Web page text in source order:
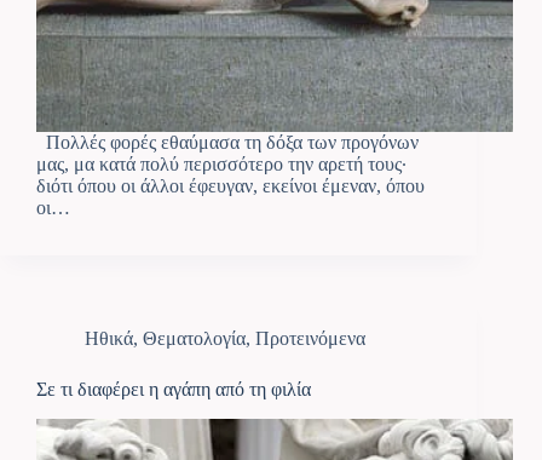
Πολλές φορές εθαύμασα τη δόξα των προγόνων
μας, μα κατά πολύ περισσότερο την αρετή τους·
διότι όπου οι άλλοι έφευγαν, εκείνοι έμεναν, όπου
οι…
Ηθικά, Θεματολογία, Προτεινόμενα
Σε τι διαφέρει η αγάπη από τη φιλία